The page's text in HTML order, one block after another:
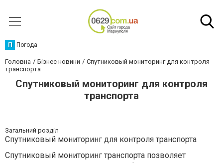
П Погода
Головна Бізнес новини
Спутниковый мониторинг для контроля
транспорта
Спутниковый мониторинг для контроля
транспорта
Загальний розділ
Спутниковый мониторинг для контроля транспорта
Спутниковый мониторинг транспорта позволяет